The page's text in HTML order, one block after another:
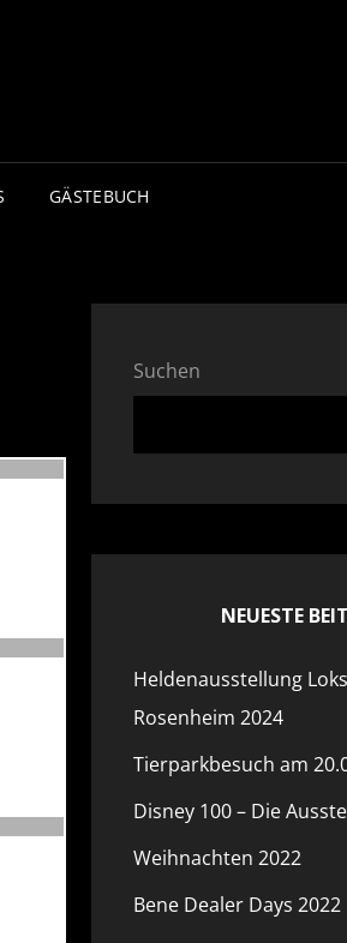
GÄSTEBUCH
Suchen
NEUESTE
Heldenausstellung
Rosenheim 2024
Tierparkbesuch am
Disney 100 – Die
Weihnachten 2022
Bene Dealer Days 2022